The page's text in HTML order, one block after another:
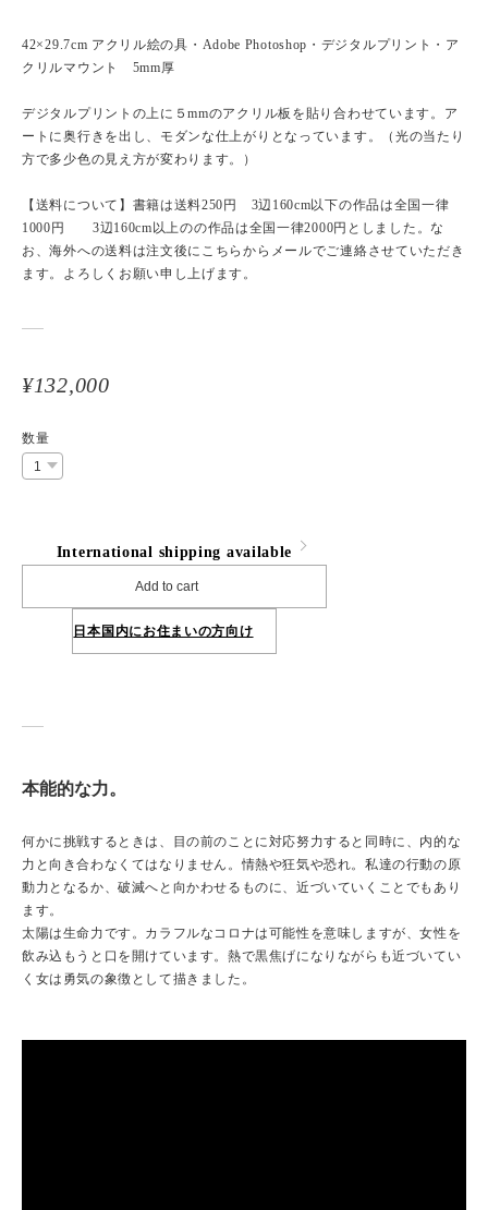
42×29.7cm アクリル絵の具・Adobe Photoshop・デジタルプリント・ア
クリルマウント 5mm厚
デジタルプリントの上に５mmのアクリル板を貼り合わせています。ア
ートに奥行きを出し、モダンな仕上がりとなっています。（光の当たり
方で多少色の見え方が変わります。）
【送料について】書籍は送料250円 3辺160cm以下の作品は全国一律
1000円 3辺160cm以上のの作品は全国一律2000円としました。な
お、海外への送料は注文後にこちらからメールでご連絡させていただき
ます。よろしくお願い申し上げます。
¥132,000
数量
International shipping available
Add to cart
日本国内にお住まいの方向け
本能的な力。
何かに挑戦するときは、目の前のことに対応努力すると同時に、内的な
力と向き合わなくてはなりません。情熱や狂気や恐れ。私達の行動の原
動力となるか、破滅へと向かわせるものに、近づいていくことでもあり
ます。
太陽は生命力です。カラフルなコロナは可能性を意味しますが、女性を
飲み込もうと口を開けています。熱で黒焦げになりながらも近づいてい
く女は勇気の象徴として描きました。